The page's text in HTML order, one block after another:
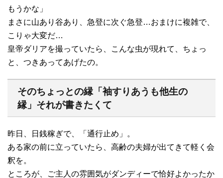
もうかな」
まさに山あり谷あり、急登に次ぐ急登…おまけに複雑で、
こりゃ大変だ…
皇帝ダリアを撮っていたら、こんな虫が現れて、ちょっ
と、つきあってあげたの。
そのちょっとの縁「袖すりあうも他生の
縁」それが書きたくて
昨日、日銭稼ぎで、「通行止め」。
ある家の前に立っていたら、高齢の夫婦が出てきて軽く会
釈を。
ところが、ご主人の雰囲気がダンディーで恰好よかったか